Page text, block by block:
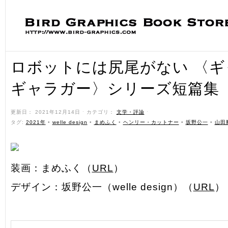
ロボットには尻尾がない 〈
ギャラガー〉シリーズ短篇集
更新日： 2021年12月14日 ˑ カテゴリ： 文学・評論 ˑ
タグ: 2021年 • welle design • まめふく • ヘンリー・カットナー • 坂野公一 • 山田
装画：まめふく（ URL ）
デザイン：坂野公一（welle design）（ URL ）